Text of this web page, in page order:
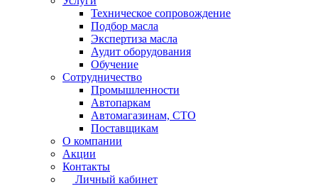
Техническое сопровождение
Подбор масла
Экспертиза масла
Аудит оборудования
Обучение
Сотрудничество
Промышленности
Автопаркам
Автомагазинам, СТО
Поставщикам
О компании
Акции
Контакты
Личный кабинет